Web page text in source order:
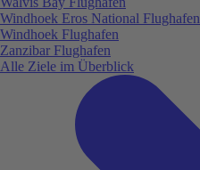
Windhoek Eros National Flughafen
Windhoek Flughafen
Zanzibar Flughafen
Alle Ziele im Überblick